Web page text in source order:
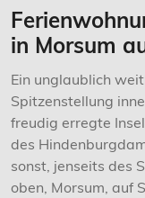
in Morsum
Ein unglaublich
Spitzenstellung
freudig erregte
des
sonst, jenseits des
oben, Morsum, auf